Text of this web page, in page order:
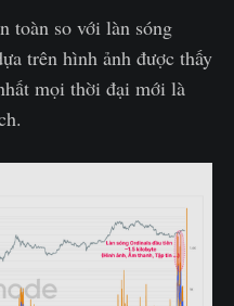
toàn so với làn sóng
trên hình ảnh được thấy
mọi thời đại mới là